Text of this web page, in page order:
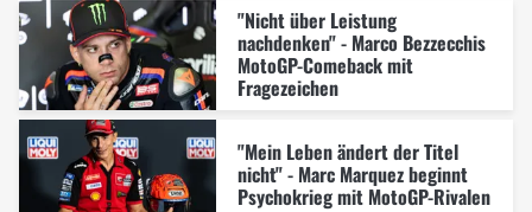
"Nicht über Leistung
nachdenken" - Marco Bezzecchis
MotoGP-Comeback mit
Fragezeichen
"Mein Leben ändert der Titel
nicht" - Marc Marquez beginnt
Psychokrieg mit MotoGP-Rivalen